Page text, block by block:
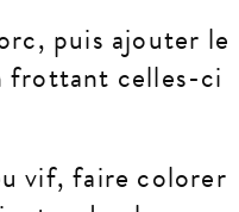
puis ajouter le
frottant celles-ci
vif, faire colorer